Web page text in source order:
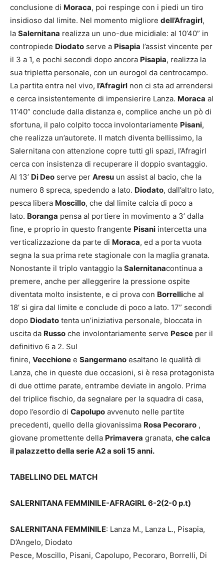
conclusione di Moraca, poi respinge con i piedi un tiro
insidioso dal limite. Nel momento migliore dell’Afragirl,
la Salernitana realizza un uno-due micidiale: al 10’40” in
contropiede Diodato serve a Pisapia l’assist vincente per
il 3 a 1, e pochi secondi dopo ancora Pisapia, realizza la
sua tripletta personale, con un eurogol da centrocampo.
La partita entra nel vivo, l’Afragirl non ci sta ad arrendersi
e cerca insistentemente di impensierire Lanza. Moraca al
11’40” conclude dalla distanza e, complice anche un pò di
sfortuna, il palo colpito tocca involontariamente Pisani,
che realizza un’autorete. Il match diventa bellissimo, la
Salernitana con attenzione copre tutti gli spazi, l’Afragirl
cerca con insistenza di recuperare il doppio svantaggio.
Al 13’ Di Deo serve per Aresu un assist al bacio, che la
numero 8 spreca, spedendo a lato. Diodato, dall’altro lato,
pesca libera Moscillo, che dal limite calcia di poco a
lato. Boranga pensa al portiere in movimento a 3’ dalla
fine, e proprio in questo frangente Pisani intercetta una
verticalizzazione da parte di Moraca, ed a porta vuota
segna la sua prima rete stagionale con la maglia granata.
Nonostante il triplo vantaggio la Salernitanacontinua a
premere, anche per alleggerire la pressione ospite
diventata molto insistente, e ci prova con Borrelliche al
18’ si gira dal limite e conclude di poco a lato. 17” secondi
dopo Diodato tenta un’iniziativa personale, bloccata in
uscita da Russo che involontariamente serve Pesce per il
definitivo 6 a 2. Sul
finire, Vecchione e Sangermano esaltano le qualità di
Lanza, che in queste due occasioni, si è resa protagonista
di due ottime parate, entrambe deviate in angolo. Prima
del triplice fischio, da segnalare per la squadra di casa,
dopo l’esordio di Capolupo avvenuto nelle partite
precedenti, quello della giovanissima Rosa Pecoraro ,
giovane promettente della Primavera granata, che calca
il palazzetto della serie A2 a soli 15 anni.
TABELLINO DEL MATCH
SALERNITANA FEMMINILE-AFRAGIRL 6-2(2-0 p.t)
SALERNITANA FEMMINILE: Lanza M., Lanza L., Pisapia,
D’Angelo, Diodato
Pesce, Moscillo, Pisani, Capolupo, Pecoraro, Borrelli, Di